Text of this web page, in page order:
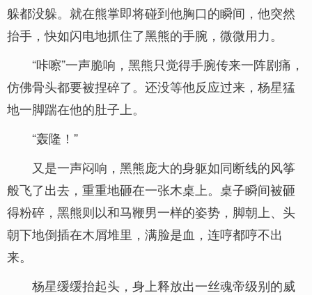
躲都没躲。就在熊掌即将碰到他胸口的瞬间，他突然
抬手，快如闪电地抓住了黑熊的手腕，微微用力。
“咔嚓”一声脆响，黑熊只觉得手腕传来一阵剧痛，
仿佛骨头都要被捏碎了。还没等他反应过来，杨星猛
地一脚踹在他的肚子上。
“轰隆！”
又是一声闷响，黑熊庞大的身躯如同断线的风筝
般飞了出去，重重地砸在一张木桌上。桌子瞬间被砸
得粉碎，黑熊则以和马鞭男一样的姿势，脚朝上、头
朝下地倒插在木屑堆里，满脸是血，连哼都哼不出
来。
杨星缓缓抬起头，身上释放出一丝魂帝级别的威